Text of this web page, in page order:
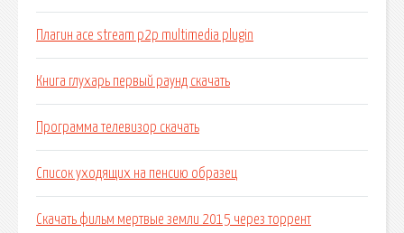
Плагин ace stream p2p multimedia plugin
Книга глухарь первый раунд скачать
Программа телевизор скачать
Список уходящих на пенсию образец
Скачать фильм мертвые земли 2015 через торрент